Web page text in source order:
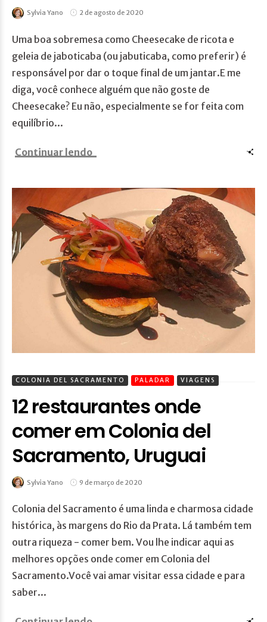
Sylvia Yano 2 de agosto de 2020
Uma boa sobremesa como Cheesecake de ricota e
geleia de jaboticaba (ou jabuticaba, como preferir) é
responsável por dar o toque final de um jantar.E me
diga, você conhece alguém que não goste de
Cheesecake? Eu não, especialmente se for feita com
equilíbrio...
Continuar lendo
COLONIA DEL SACRAMENTO PALADAR VIAGENS
12 restaurantes onde
comer em Colonia del
Sacramento, Uruguai
Sylvia Yano 9 de março de 2020
Colonia del Sacramento é uma linda e charmosa cidade
histórica, às margens do Rio da Prata. Lá também tem
outra riqueza - comer bem. Vou lhe indicar aqui as
melhores opções onde comer em Colonia del
Sacramento.Você vai amar visitar essa cidade e para
saber...